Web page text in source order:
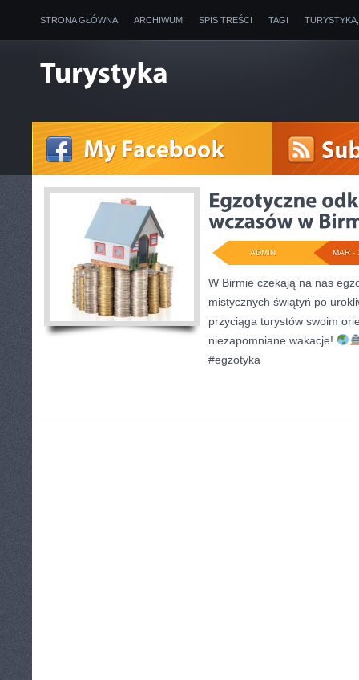
STRONA GŁÓWNA ARCHIWUM SPIS TREŚCI TAGI
MAR -
ADMIN
W Birmie czekają na nas
mistycznych świątyń po
przyciąga turystów swoim
niezapomniane wakacje!
#egzotyka